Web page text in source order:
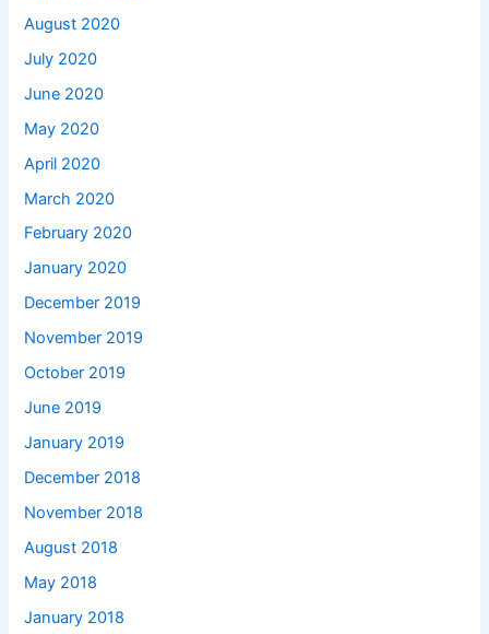
August 2020
July 2020
June 2020
May 2020
April 2020
March 2020
February 2020
January 2020
December 2019
November 2019
October 2019
June 2019
January 2019
December 2018
November 2018
August 2018
May 2018
January 2018